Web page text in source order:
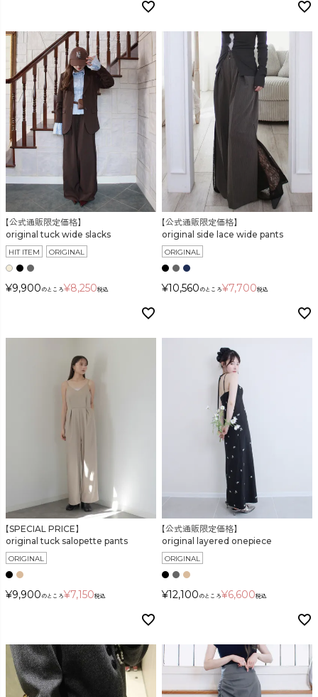
【公式通販限定価格】
original tuck wide slacks
HIT ITEM ORIGINAL
¥9,900 のところ¥8,250税込
【公式通販限定価格】
original side lace wide pants
ORIGINAL
¥10,560 のところ¥7,700税込
【SPECIAL PRICE】
original tuck salopette pants
ORIGINAL
¥9,900 のところ¥7,150税込
【公式通販限定価格】
original layered onepiece
ORIGINAL
¥12,100 のところ¥6,600税込